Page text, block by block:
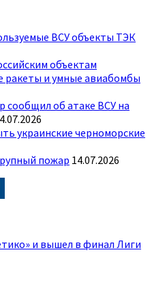
ВСУ объекты ТЭК
объектам
и умные авиабомбы
сообщил об атаке ВСУ на
украинские черноморские
пожар 14.07.2026
и вышел в финал Лиги